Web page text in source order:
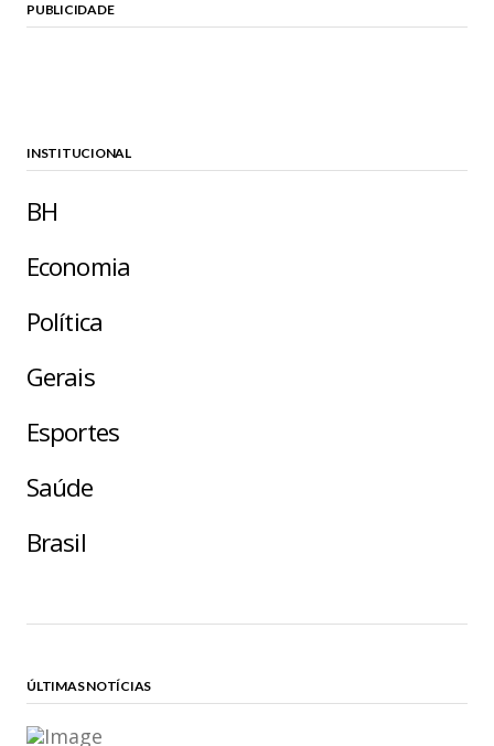
PUBLICIDADE
INSTITUCIONAL
BH
Economia
Política
Gerais
Esportes
Saúde
Brasil
ÚLTIMAS NOTÍCIAS